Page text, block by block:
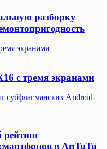
разборку
экранами
с тремя экранами
субфлагманских Android-
в AnTuTu